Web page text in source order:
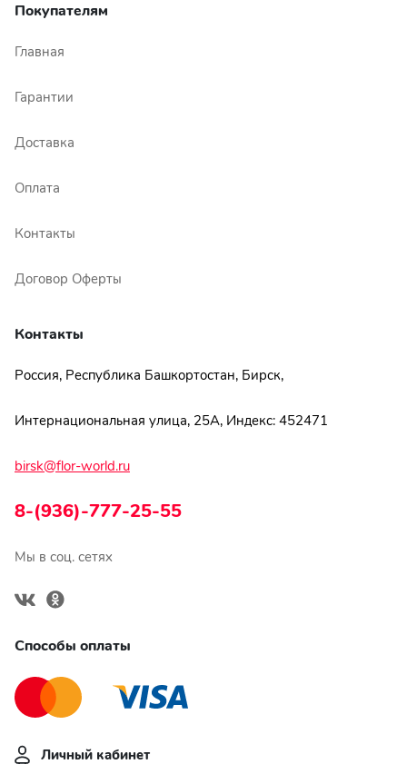
Покупателям
Главная
Гарантии
Доставка
Оплата
Контакты
Договор Оферты
Контакты
Россия, Республика Башкортостан, Бирск,
Интернациональная улица, 25А, Индекс: 452471
birsk@flor-world.ru
8-(936)-777-25-55
Мы в соц. сетях
Способы оплаты
Личный кабинет